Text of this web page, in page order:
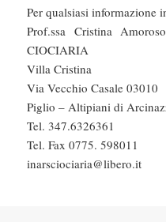
Per qualsiasi informazione
Prof.ssa Cristina
CIOCIARIA
Villa Cristina
Via Vecchio Casale 03010
Piglio – Altipiani di
Tel. 347.6326361
Tel. Fax 0775. 598011
inarsciociaria@libero.it